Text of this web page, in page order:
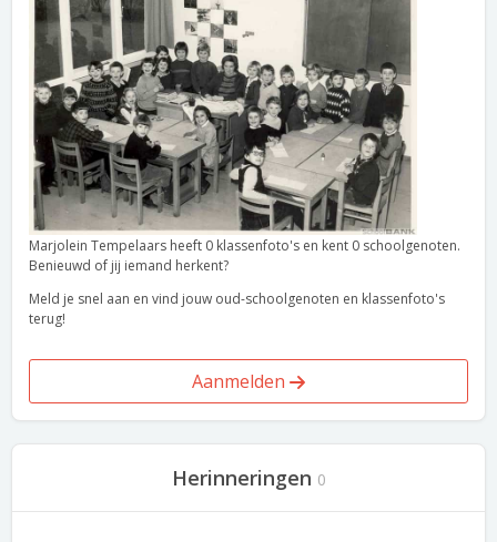
Marjolein Tempelaars heeft 0 klassenfoto's en kent 0 schoolgenoten.
Benieuwd of jij iemand herkent?
Meld je snel aan en vind jouw oud-schoolgenoten en klassenfoto's
terug!
Aanmelden
Herinneringen 0